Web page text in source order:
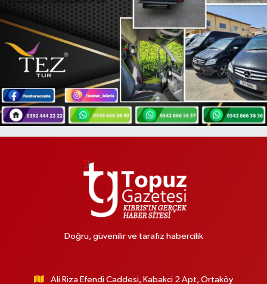
Doğru, güvenilir ve tarafız habercilik
Ali Riza Efendi Caddesi, Kabakci 2 Apt, Ortaköy